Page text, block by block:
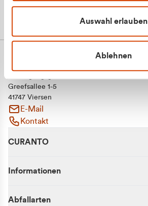
Auswahl erlauben
Ablehnen
Greefsallee 1-5
41747 Viersen
E-Mail
Kontakt
CURANTO
Informationen
Abfallarten